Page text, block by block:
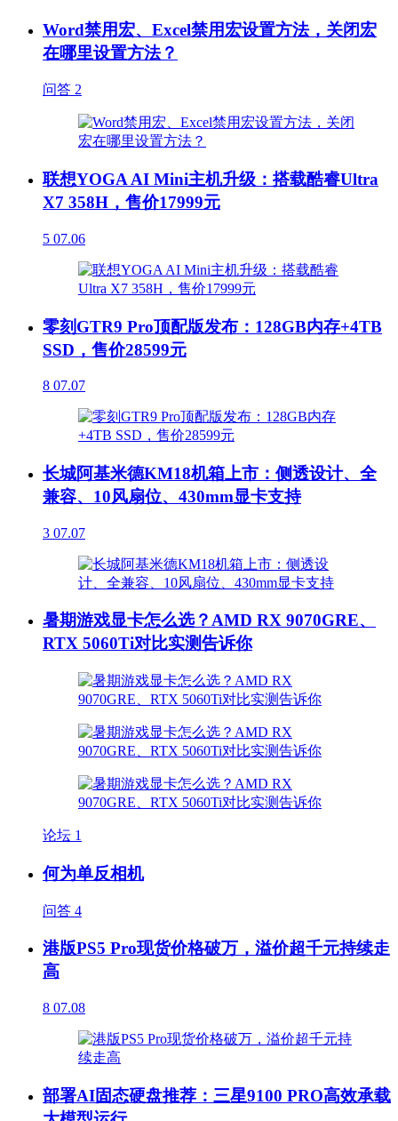
Word禁用宏、Excel禁用宏设置方法，关闭宏
在哪里设置方法？
问答 2
联想YOGA AI Mini主机升级：搭载酷睿Ultra
X7 358H，售价17999元
5 07.06
零刻GTR9 Pro顶配版发布：128GB内存+4TB
SSD，售价28599元
8 07.07
长城阿基米德KM18机箱上市：侧透设计、全
兼容、10风扇位、430mm显卡支持
3 07.07
暑期游戏显卡怎么选？AMD RX 9070GRE、
RTX 5060Ti对比实测告诉你
论坛 1
何为单反相机
问答 4
港版PS5 Pro现货价格破万，溢价超千元持续走
高
8 07.08
部署AI固态硬盘推荐：三星9100 PRO高效承载